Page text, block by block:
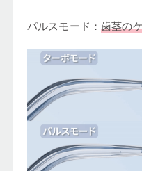
パルスモード：歯茎の